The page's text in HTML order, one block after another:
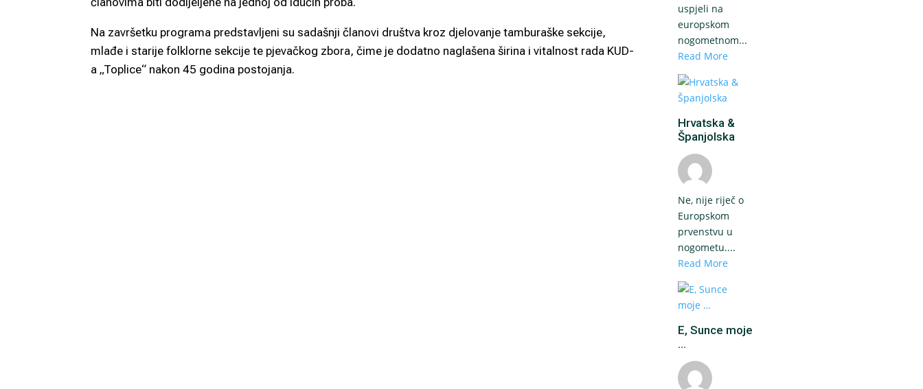
Na završetku programa predstavljeni su sadašnji članovi društva kroz djelovanje tamburaške sekcije,
mlađe i starije folklorne sekcije te pjevačkog zbora, čime je dodatno naglašena širina i vitalnost rada KUD-
a „Toplice“ nakon 45 godina postojanja.
uspjeli na
europskom
nogometnom...
Read More
Hrvatska &
Španjolska
Ne, nije riječ o
Europskom
prvenstvu u
nogometu....
Read More
E, Sunce moje
...